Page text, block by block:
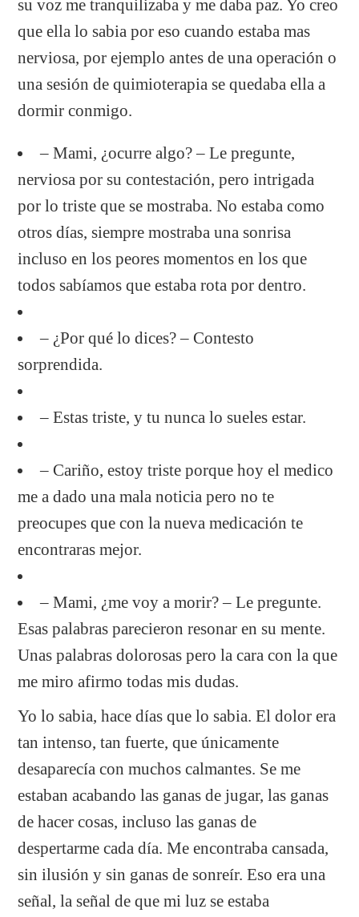
su voz me tranquilizaba y me daba paz. Yo creo
que ella lo sabia por eso cuando estaba mas
nerviosa, por ejemplo antes de una operación o
una sesión de quimioterapia se quedaba ella a
dormir conmigo.
– Mami, ¿ocurre algo? – Le pregunte,
nerviosa por su contestación, pero intrigada
por lo triste que se mostraba. No estaba como
otros días, siempre mostraba una sonrisa
incluso en los peores momentos en los que
todos sabíamos que estaba rota por dentro.
– ¿Por qué lo dices? – Contesto
sorprendida.
– Estas triste, y tu nunca lo sueles estar.
– Cariño, estoy triste porque hoy el medico
me a dado una mala noticia pero no te
preocupes que con la nueva medicación te
encontraras mejor.
– Mami, ¿me voy a morir? – Le pregunte.
Esas palabras parecieron resonar en su mente.
Unas palabras dolorosas pero la cara con la que
me miro afirmo todas mis dudas.
Yo lo sabia, hace días que lo sabia. El dolor era
tan intenso, tan fuerte, que únicamente
desaparecía con muchos calmantes. Se me
estaban acabando las ganas de jugar, las ganas
de hacer cosas, incluso las ganas de
despertarme cada día. Me encontraba cansada,
sin ilusión y sin ganas de sonreír. Eso era una
señal, la señal de que mi luz se estaba